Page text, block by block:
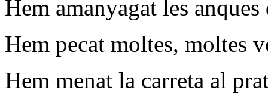
Hem amanyagat les
Hem pecat moltes, moltes
Hem menat la carreta al